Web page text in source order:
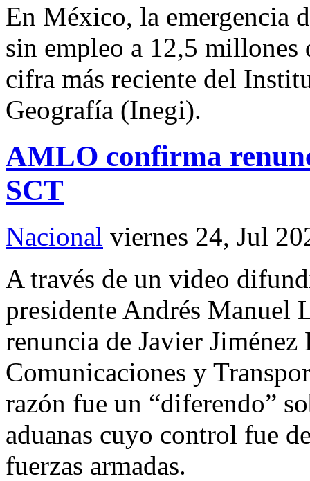
En México, la emergencia
sin empleo a 12,5 millones
cifra más reciente del
Geografía (Inegi).
AMLO confirma
SCT
Nacional viernes 24, Jul
A través de un video
presidente Andrés Manuel
renuncia de Javier Jiménez
Comunicaciones y
razón fue un “diferendo”
aduanas cuyo control fue
fuerzas armadas.